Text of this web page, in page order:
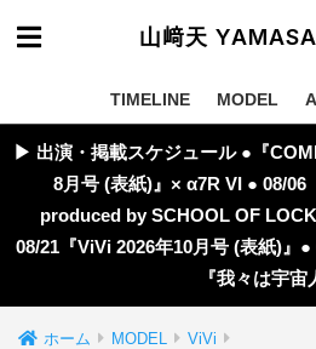
山﨑天
TIMELINE MODEL
▶︎ 出演・掲載スケジュール ●『
8月号 (表紙)』× α7R VI ● 08/06
produced by SCHOOL OF
08/21『ViVi 2026年10月号 (表紙)』
『我々は宇宙
ホーム MODEL ViVi